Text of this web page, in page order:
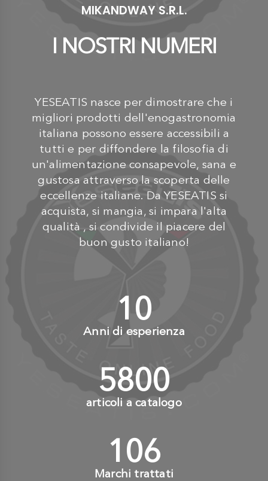
MIKANDWAY S.R.L.
I NOSTRI NUMERI
YESEATIS nasce per dimostrare che i
migliori prodotti dell'enogastronomia
italiana possono essere accessibili a
tutti e per diffondere la filosofia di
un'alimentazione consapevole, sana e
gustosa attraverso la scoperta delle
eccellenze italiane. Da YESEATIS si
acquista, si mangia, si impara l'alta
qualità , si condivide il piacere del
buon gusto italiano!
10+
Anni di esperienza
6000+
articoli a catalogo
110+
Marchi trattati